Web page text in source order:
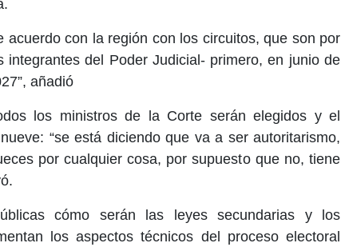
acuerdo con la región con los circuitos, que son por
integrantes del Poder Judicial- primero, en junio de
añadió
los ministros de la Corte serán elegidos y el
“se está diciendo que va a ser autoritarismo,
por cualquier cosa, por supuesto que no, tiene
cómo serán las leyes secundarias y los
los aspectos técnicos del proceso electoral